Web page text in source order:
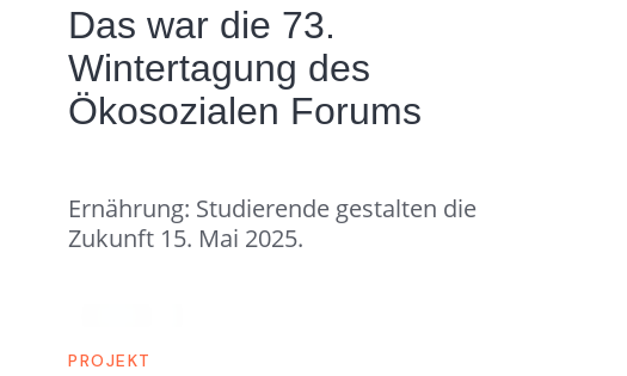
Das war die 73.
Wintertagung des
Ökosozialen Forums
Ernährung: Studierende gestalten die
Zukunft 15. Mai 2025.
PROJEKT